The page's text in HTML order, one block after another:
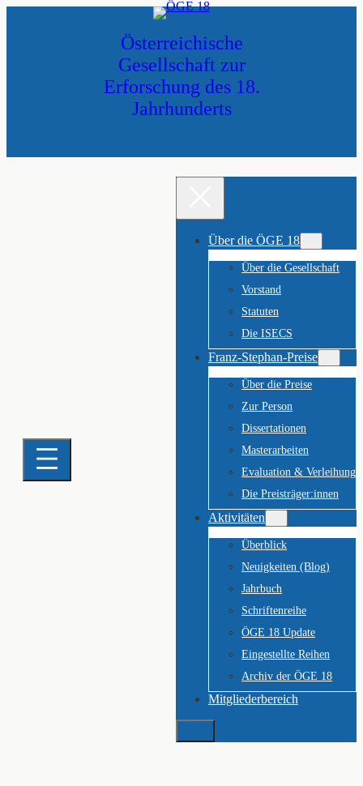
Österreichische
Gesellschaft zur
Erforschung des 18.
Jahrhunderts
Über die ÖGE 18
Über die Gesellschaft
Vorstand
Statuten
Die ISECS
Franz-Stephan-Preise
Über die Preise
Zur Person
Dissertationen
Masterarbeiten
Evaluation & Verleihung
Die Preisträger:innen
Aktivitäten
Überblick
Neuigkeiten (Blog)
Jahrbuch
Schriftenreihe
ÖGE 18 Update
Eingestellte Reihen
Archiv der ÖGE 18
Mitgliederbereich
Suchen